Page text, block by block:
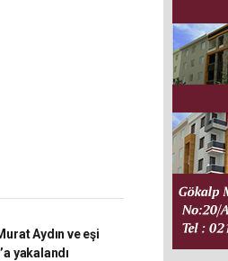
Aydın ve eşi
yakalandı